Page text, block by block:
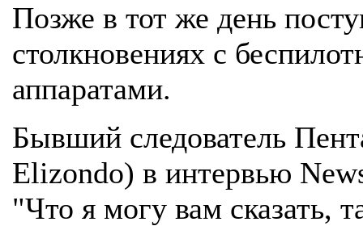
Позже в тот же день
столкновениях с
аппаратами.
Бывший следователь
Elizondo) в интервью
"Что я могу вам сказать,